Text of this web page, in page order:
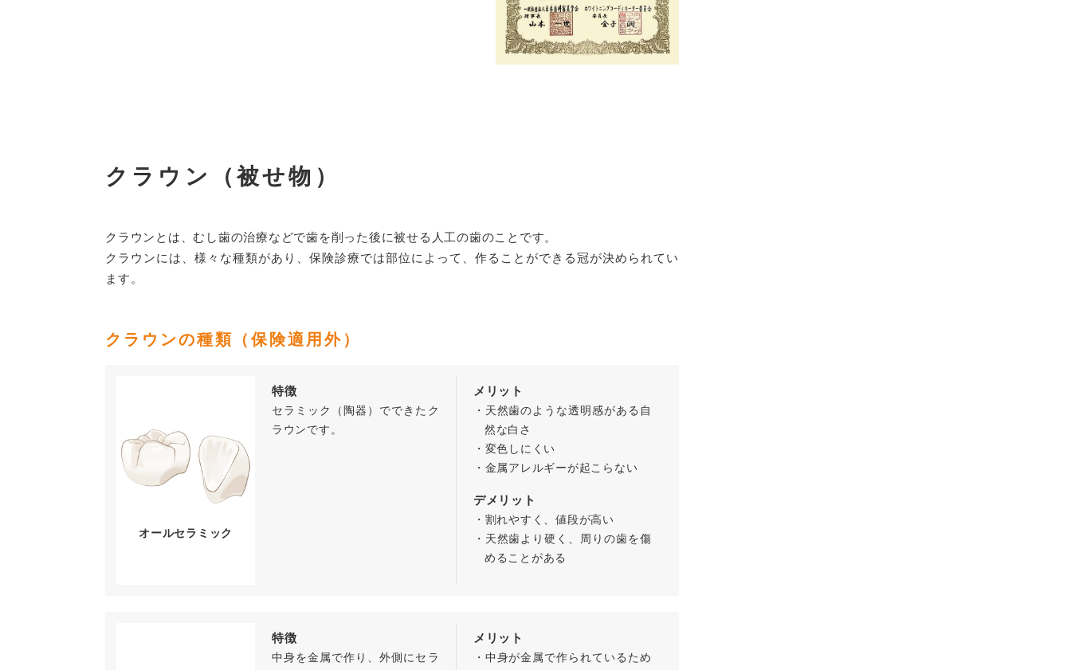
クラウン（被せ物）
クラウンとは、むし歯の治療などで歯を削った後に被せる人工の歯のことです。
クラウンには、様々な種類があり、保険診療では部位によって、作ることができる冠が決められてい
ます。
クラウンの種類（保険適用外）
オールセラミック
特徴
セラミック（陶器）でできたク
ラウンです。
メリット
・天然歯のような透明感がある自
然な白さ
・変色しにくい
・金属アレルギーが起こらない
デメリット
・割れやすく、値段が高い
・天然歯より硬く、周りの歯を傷
めることがある
特徴
中身を金属で作り、外側にセラ
メリット
・中身が金属で作られているため